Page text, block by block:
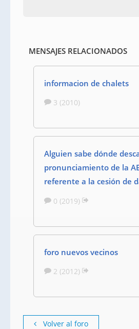
MENSAJES RELACIONADOS
informacion de chalets
3 (2010)
Alguien sabe dónde
pronunciamiento de la
referente a la cesión de
0 (2019)
foro nuevos vecinos
2 (2012)
Volver al foro